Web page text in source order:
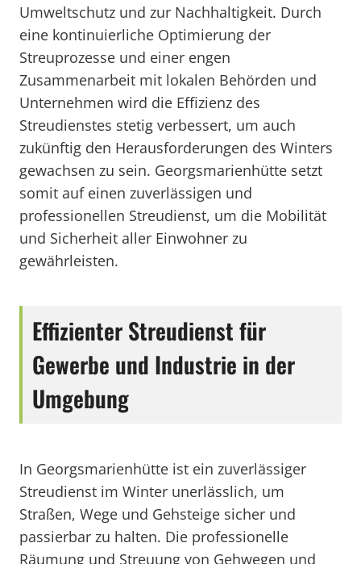
Umweltschutz und zur Nachhaltigkeit. Durch
eine kontinuierliche Optimierung der
Streuprozesse und einer engen
Zusammenarbeit mit lokalen Behörden und
Unternehmen wird die Effizienz des
Streudienstes stetig verbessert, um auch
zukünftig den Herausforderungen des Winters
gewachsen zu sein. Georgsmarienhütte setzt
somit auf einen zuverlässigen und
professionellen Streudienst, um die Mobilität
und Sicherheit aller Einwohner zu
gewährleisten.
Effizienter Streudienst für
Gewerbe und Industrie in der
Umgebung
In Georgsmarienhütte ist ein zuverlässiger
Streudienst im Winter unerlässlich, um
Straßen, Wege und Gehsteige sicher und
passierbar zu halten. Die professionelle
Räumung und Streuung von Gehwegen und